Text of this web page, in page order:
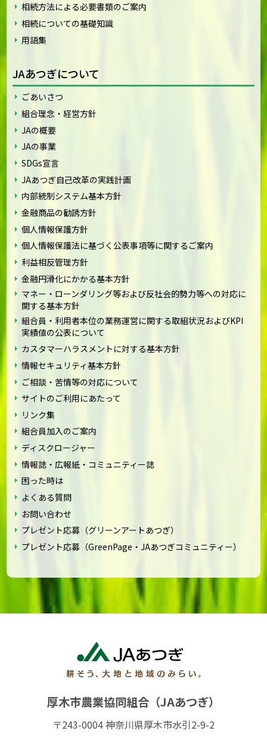
相続方法による必要書類のご案内
相続についての基礎知識
用語集
JAあつぎについて
ごあいさつ
組合理念・経営方針
JAの概要
JAの事業
SDGs宣言
JAあつぎ自己改革の実践計画
内部統制システム基本方針
金融商品の勧誘方針
個人情報保護方針
個人情報保護法に基づく公表事項等に関するご案内
利益相反管理方針
金融円滑化にかかる基本方針
マネー・ローンダリング等および反社会的勢力等への対応に
関する基本方針
組合員・利用者本位の業務運営に関する取組状況およびKPI
実績値の公表について
カスタマーハラスメントに対する基本方針
情報セキュリティ基本方針
ご相談・苦情等の対応について
サイトのご利用にあたって
リンク集
組合員加入のご案内
ディスクロージャー
情報誌・広報紙・コミュニティー誌
困った時は
よくある質問
お問い合わせ
プレゼント応募（グリーンアートあつぎ）
プレゼント応募（GreenPage・JAあつぎコミュニティー）
厚木市農業協同組合（JAあつぎ）
〒243-0004 神奈川県厚木市水引2-9-2